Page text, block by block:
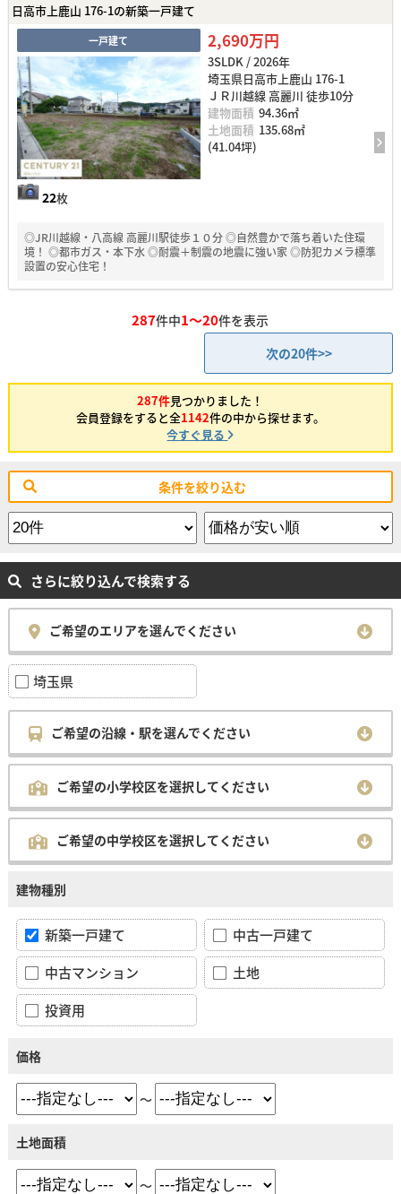
日高市上鹿山 176-1の新築一戸建て
一戸建て
22枚
2,690万円
3SLDK / 2026年
埼玉県日高市上鹿山 176-1
ＪＲ川越線 高麗川 徒歩10分
建物面積 94.36㎡
土地面積 135.68㎡
(41.04坪)
◎JR川越線・八高線 高麗川駅徒歩１０分 ◎自然豊かで落ち着いた住環
境！ ◎都市ガス・本下水 ◎耐震＋制震の地震に強い家 ◎防犯カメラ標準
設置の安心住宅！
287件中1～20件を表示
次の20件>>
287件見つかりました！
会員登録をすると全1142件の中から探せます。
今すぐ見る
条件を絞り込む
さらに絞り込んで検索する
ご希望のエリアを選んでください
埼玉県
ご希望の沿線・駅を選んでください
ご希望の小学校区を選択してください
ご希望の中学校区を選択してください
建物種別
新築一戸建て
中古一戸建て
中古マンション
土地
投資用
価格
～
土地面積
～